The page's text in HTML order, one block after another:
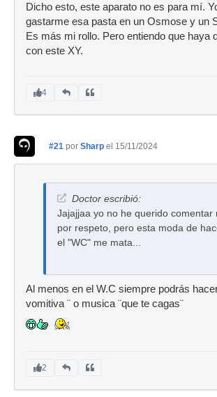
Dicho esto, este aparato no es para mí.
gastarme esa pasta en un Osmose y un
Es más mi rollo. Pero entiendo que haya
con este XY.
4
#21 por Sharp el 15/11/2024
Doctor escribió:
Jajajjaa yo no he querido comentar
por respeto, pero esta moda de
el "WC" me mata...
Al menos en el W.C siempre podrás
vomitiva ¨ o musica ¨que te cagas¨
2